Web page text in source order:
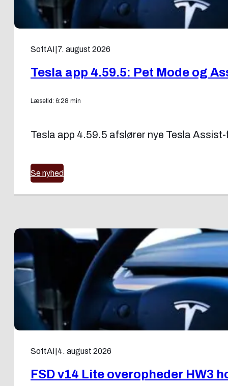
SoftAI 7. august 2026
Tesla app 4.59.5: Pet Mode og
Læsetid: 6:28 min
Tesla app 4.59.5 afslører nye Tesla
Se nyhed
SoftAI 4. august 2026
FSD v14 Lite overopheder HW3